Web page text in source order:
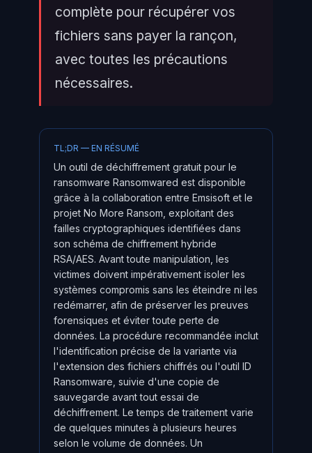
complète pour récupérer vos
fichiers sans payer la rançon,
avec toutes les précautions
nécessaires.
TL;DR — EN RÉSUMÉ
Un outil de déchiffrement gratuit pour le
ransomware Ransomwared est disponible
grâce à la collaboration entre Emsisoft et le
projet No More Ransom, exploitant des
failles cryptographiques identifiées dans
son schéma de chiffrement hybride
RSA/AES. Avant toute manipulation, les
victimes doivent impérativement isoler les
systèmes compromis sans les éteindre ni les
redémarrer, afin de préserver les preuves
forensiques et éviter toute perte de
données. La procédure recommandée inclut
l'identification précise de la variante via
l'extension des fichiers chiffrés ou l'outil ID
Ransomware, suivie d'une copie de
sauvegarde avant tout essai de
déchiffrement. Le temps de traitement varie
de quelques minutes à plusieurs heures
selon le volume de données. Un